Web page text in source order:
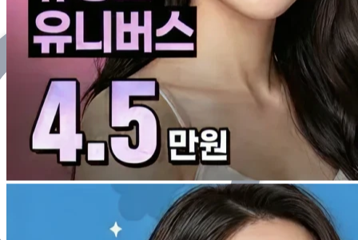
韓国タクシー、アプリで自由に呼べる
ようになり
ました
これまで難しかった韓国タクシーの呼出、タクシーアプリで
簡単に解決。病院はもちろん韓国グルメ・ショップ巡りま
で、韓国旅行を自由に楽しめます。